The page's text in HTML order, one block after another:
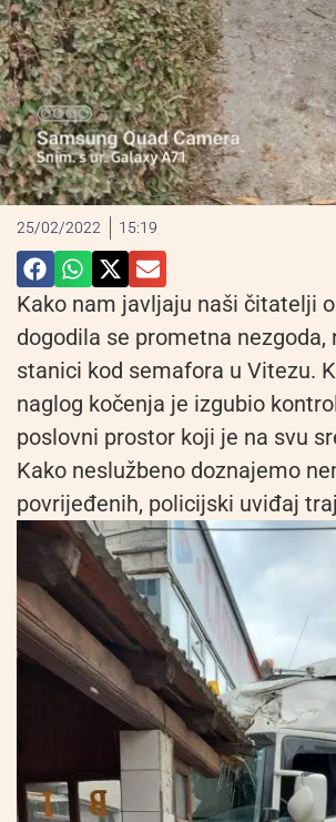
25/02/2022 15:19
Kako nam javljaju naši čitatelji
dogodila se prometna nezgoda,
stanici kod semafora u Vitezu.
naglog kočenja je izgubio
poslovni prostor koji je na svu
Kako neslužbeno doznajemo
povrijeđenih, policijski uviđaj